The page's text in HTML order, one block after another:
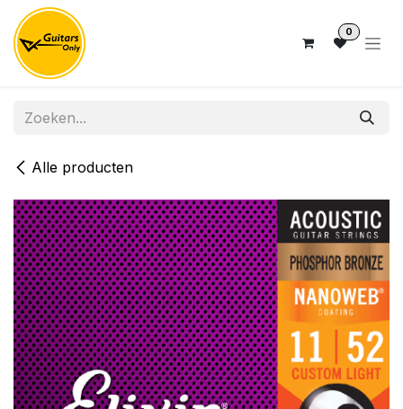
Overslaan naar inhoud
0
Alle producten